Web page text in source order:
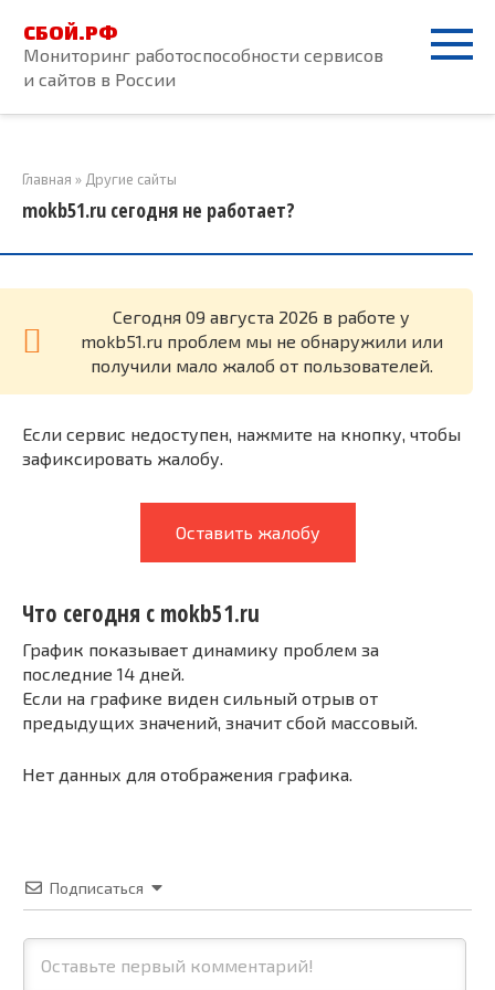
контенту
СБОЙ.РФ
Мониторинг работоспособности сервисов
и сайтов в России
Главная » Другие сайты
mokb51.ru сегодня не работает?
Cегодня 09 августа 2026 в работе у
mokb51.ru проблем мы не обнаружили или
получили мало жалоб от пользователей.
Если сервис недоступен, нажмите на кнопку, чтобы
зафиксировать жалобу.
Оставить жалобу
Что сегодня с mokb51.ru
График показывает динамику проблем за
последние 14 дней.
Если на графике виден сильный отрыв от
предыдущих значений, значит сбой массовый.
Нет данных для отображения графика.
Подписаться